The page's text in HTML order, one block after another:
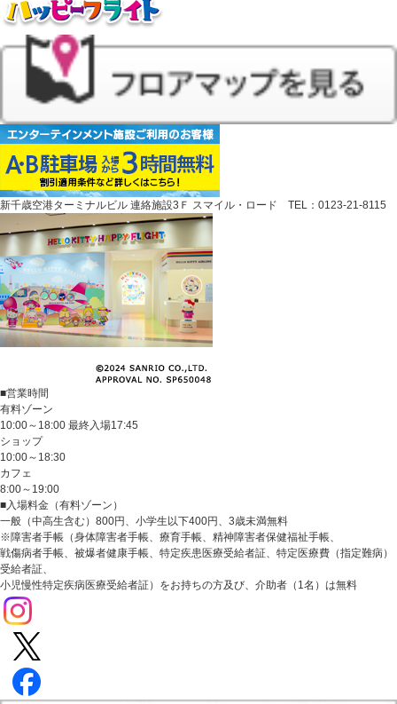
新千歳空港ターミナルビル 連絡施設3Ｆ スマイル・ロード TEL：0123-21-8115
■営業時間
有料ゾーン
10:00～18:00 最終入場17:45
ショップ
10:00～18:30
カフェ
8:00～19:00
■入場料金（有料ゾーン）
一般（中高生含む）800円、小学生以下400円、3歳未満無料
※障害者手帳（身体障害者手帳、療育手帳、精神障害者保健福祉手帳、
戦傷病者手帳、被爆者健康手帳、特定疾患医療受給者証、特定医療費（指定難病）
受給者証、
小児慢性特定疾病医療受給者証）をお持ちの方及び、介助者（1名）は無料